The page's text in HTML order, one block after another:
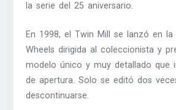
la serie del 25 aniversario.
En 1998, el Twin Mill se lanzó en
Wheels dirigida al coleccionista y
modelo único y muy detallado que
de apertura. Solo se editó dos
descontinuarse.